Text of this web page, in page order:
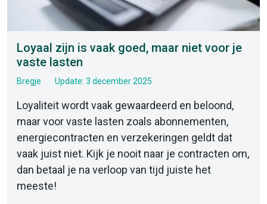
Loyaal zijn is vaak goed, maar niet voor je
vaste lasten
Bregje Update: 3 december 2025
Loyaliteit wordt vaak gewaardeerd en beloond,
maar voor vaste lasten zoals abonnementen,
energiecontracten en verzekeringen geldt dat
vaak juist niet. Kijk je nooit naar je contracten om,
dan betaal je na verloop van tijd juiste het
meeste!